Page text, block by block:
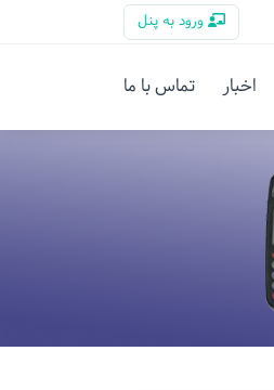
ورود به پنل
اخبار تماس با ما